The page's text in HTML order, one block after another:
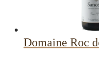
Domaine Roc